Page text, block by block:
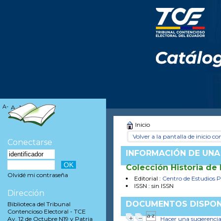
Inicio
Volver a la pantalla de inicio
INFORMACIÓN DE
Colección Historia de
Editorial : Centro de Estudios
ISSN : sin ISSN
DOCUMENTOS
Hacer una sugerencia
A- A A+
Conectarse
Olvidé mi contraseña
Dirección
Biblioteca del Tribunal
Contencioso Electoral - TCE
Av. 12 de Octubre N19 y Patria